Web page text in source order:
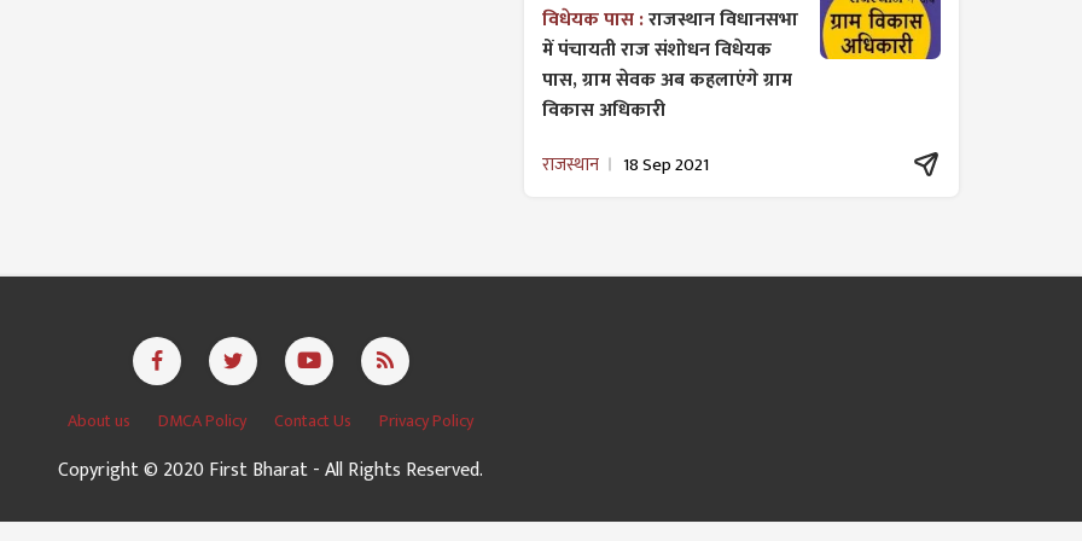
विधेयक पास :राजस्थान विधानसभा
में पंचायती राज ​संशोधन विधेयक
पास, ग्राम सेवक अब कहलाएंगे ग्राम
विकास अधिकारी
राजस्थान 18 Sep 2021
About us DMCA Policy Contact Us Privacy Policy
Copyright © 2020 First Bharat - All Rights Reserved.